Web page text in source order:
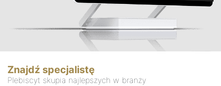
Znajdź specjalistę
Plebiscyt skupia najlepszych w branży